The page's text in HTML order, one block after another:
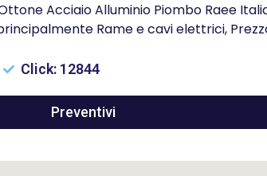
Acciaio Alluminio Piombo Raee
Rame e cavi elettrici,
Click: 12844
Preventivi